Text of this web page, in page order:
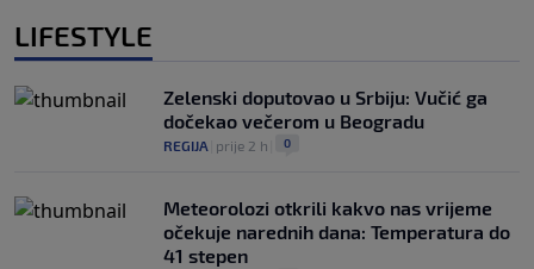
LIFESTYLE
Zelenski doputovao u Srbiju: Vučić ga
dočekao večerom u Beogradu
REGIJA prije 2 h 0
Meteorolozi otkrili kakvo nas vrijeme
očekuje narednih dana: Temperatura do
41 stepen